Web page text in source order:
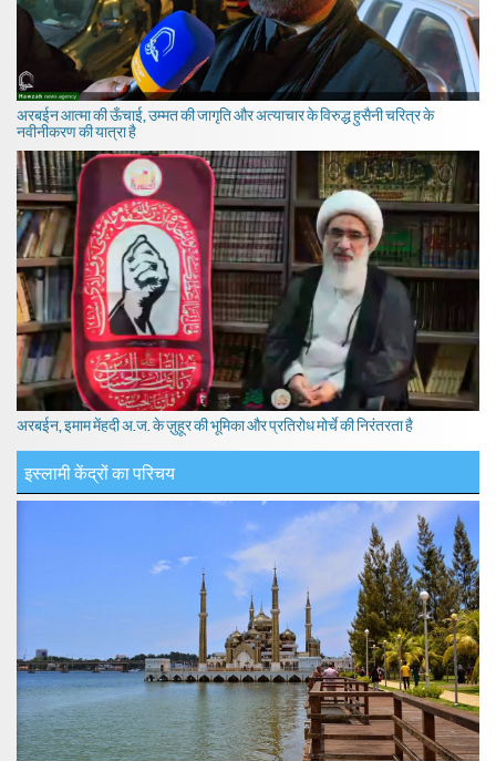
अरबईन आत्मा की ऊँचाई, उम्मत की जागृति और अत्याचार के विरुद्ध हुसैनी चरित्र के
नवीनीकरण की यात्रा है
अरबईन, इमाम मेंहदी अ.ज. के ज़ुहूर की भूमिका और प्रतिरोध मोर्चे की निरंतरता है
इस्लामी केंद्रों का परिचय